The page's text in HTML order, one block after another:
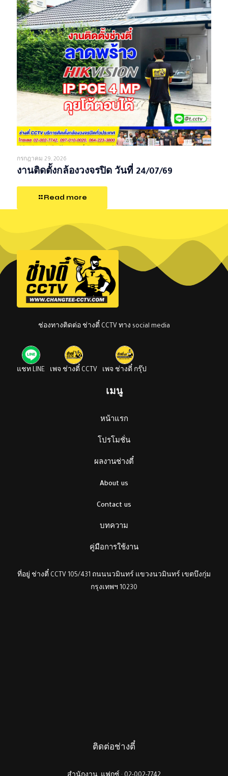
กรกฎาคม 29, 2026
งานติดตั้งกล้องวงจรปิด วันที่ 24/07/69
Read more
ช่องทางติดต่อ ช่างตี๋ CCTV ทาง social media
แชท LINE เพจ ช่างตี๋ CCTV เพจ ช่างตี๋ กรุ๊ป
เมนู
หน้าแรก
โปรโมชั่น
ผลงานช่างตี๋
About us
Contact us
บทความ
คู่มือการใช้งาน
ที่อยู่ ช่างตี๋ CCTV 105/431 ถนนนวมินทร์ แขวงนวมินทร์ เขตบึงกุ่ม
กรุงเทพฯ 10230
ติดต่อช่างตี๋